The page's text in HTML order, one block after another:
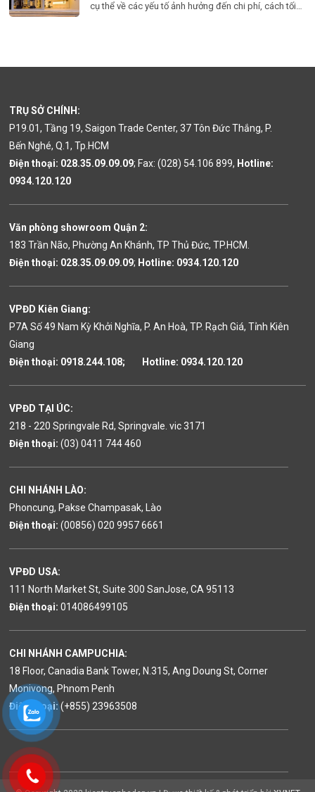
cụ thể về các yếu tố ảnh hưởng đến chi phí, cách tối
TRỤ SỞ CHÍNH:
P19.01, Tầng 19, Saigon Trade Center, 37 Tôn Đức Thắng, P.
Bến Nghé, Q.1, Tp.HCM
Điện thoại: 028.35.09.09.09; Fax: (028) 54.106 899, Hotline:
0934.120.120
Văn phòng showroom Quận 2:
183 Trần Não, Phường An Khánh, TP Thủ Đức, TP.HCM.
Điện thoại: 028.35.09.09.09; Hotline: 0934.120.120
VPĐD Kiên Giang:
P7A Số 49 Nam Kỳ Khởi Nghĩa, P. An Hoà, TP. Rạch Giá, Tỉnh Kiên
Giang
Điện thoại: 0918.244.108; Hotline: 0934.120.120
VPĐD TẠI ÚC:
218 - 220 Springvale Rd, Springvale. vic 3171
Điện thoại: (03) 0411 744 460
CHI NHÁNH LÀO:
Phoncung, Pakse Champasak, Lào
Điện thoại: (00856) 020 9957 6661
VPĐD USA:
111 North Market St, Suite 300 SanJose, CA 95113
Điện thoại: 014086499105
CHI NHÁNH CAMPUCHIA:
18 Floor, Canadia Bank Tower, N.315, Ang Doung St, Corner
Monivong, Phnom Penh
Điện thoại:(+855) 23963508